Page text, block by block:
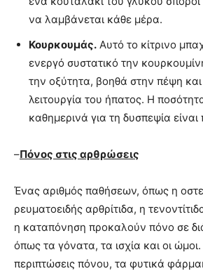
να λαμβάνεται κάθε μέρα.
Κουρκουμάς. Αυτό το κίτρινο
ενεργό συστατικό την
την οξύτητα, βοηθά στην πέψη
λειτουργία του ήπατος. Η
καθημερινά για τη δυσπεψία
–Πόνος στις αρθρώσεις
Ένας αριθμός παθήσεων, όπως η
ρευματοειδής αρθρίτιδα, η
η καταπόνηση προκαλούν πόνο σε
όπως τα γόνατα, τα ισχία και οι ώμοι.
περιπτώσεις πόνου, τα φυτικά